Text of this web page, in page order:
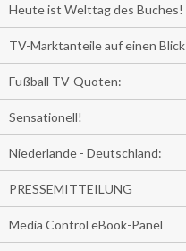
Heute ist Welttag des Buches!
TV-Marktanteile auf einen Blick
Fußball TV-Quoten:
Sensationell!
Niederlande - Deutschland:
PRESSEMITTEILUNG
Media Control eBook-Panel